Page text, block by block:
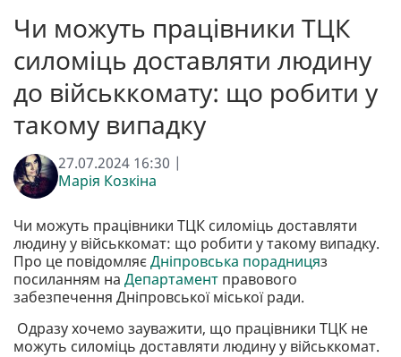
Чи можуть працівники ТЦК
силоміць доставляти людину
до військкомату: що робити у
такому випадку
27.07.2024 16:30 |
Марія Козкіна
Чи можуть працівники ТЦК силоміць доставляти
людину у військкомат: що робити у такому випадку.
Про це повідомляєДніпровська порадницяз
посиланням на Департамент правового
забезпечення Дніпровської міської ради.
Одразу хочемо зауважити, що працівники ТЦК не
можуть силоміць доставляти людину у військкомат.